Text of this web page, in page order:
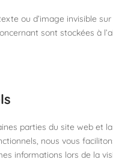
ou d’image invisible
sont stockées à
parties du site web et
nous vous
informations lors de la